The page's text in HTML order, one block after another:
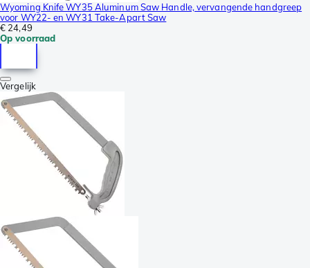
Wyoming Knife WY35 Aluminum Saw Handle, vervangende handgreep
voor WY22- en WY31 Take-Apart Saw
€ 24,49
Op voorraad
Vergelijk